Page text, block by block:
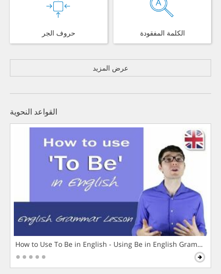
حروف الجر الكلمة المفقودة
عرض المزيد
القواعد النحوية
How to Use To Be in English - Using Be in English Grammar